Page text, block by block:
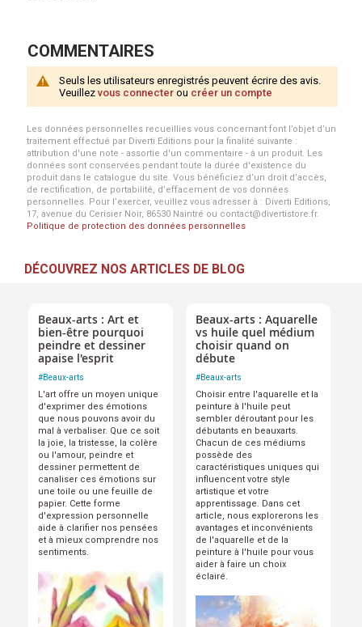
COMMENTAIRES
Seuls les utilisateurs enregistrés peuvent écrire des avis.
Veuillezvous connecter ou créer un compte
Les données personnelles recueillies vous concernant font l’objet d’un
traitement effectué par Diverti Editions pour la finalité suivante :
attribution d'une note - assortie d'un commentaire - à un produit. Les
données sont conservées pendant toute la durée d'existence du
produit dans le catalogue du site. Vous bénéficiez d’un droit d’accès,
de rectification, de portabilité, d’effacement de vos données
personnelles. Pour l’exercer, veuillez vous adresser à : Diverti Editions,
17, avenue du Cerisier Noir, 86530 Naintré ou contact@divertistore.fr.
Politique de protection des données personnelles
DÉCOUVREZ NOS ARTICLES DE BLOG
Beaux-arts : Art et
bien-être pourquoi
peindre et dessiner
apaise l'esprit
#Beaux-arts
L'art offre un moyen unique
d'exprimer des émotions
que nous pouvons avoir du
mal à verbaliser. Que ce soit
la joie, la tristesse, la colère
ou l'amour, peindre et
dessiner permettent de
canaliser ces émotions sur
une toile ou une feuille de
papier. Cette forme
d'expression personnelle
aide à clarifier nos pensées
et à mieux comprendre nos
sentiments.
Beaux-arts : Aquarelle
vs huile quel médium
choisir quand on
débute
#Beaux-arts
Choisir entre l'aquarelle et la
peinture à l'huile peut
sembler déroutant pour les
débutants en beauxarts.
Chacun de ces médiums
possède des
caractéristiques uniques qui
influencent votre style
artistique et votre
apprentissage. Dans cet
article, nous explorerons les
avantages et inconvénients
de l'aquarelle et de la
peinture à l'huile pour vous
aider à faire un choix
éclairé.